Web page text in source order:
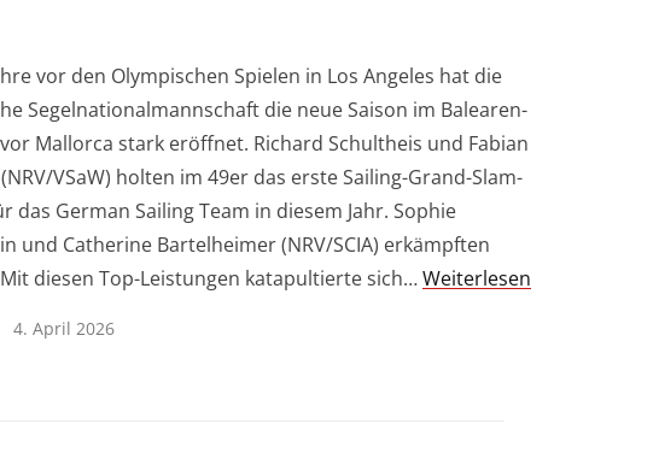
vor den Olympischen Spielen in Los Angeles hat die
Segelnationalmannschaft die neue Saison im Balearen-
Mallorca stark eröffnet. Richard Schultheis und Fabian
VSaW) holten im 49er das erste Sailing-Grand-Slam-
das German Sailing Team in diesem Jahr. Sophie
und Catherine Bartelheimer (NRV/SCIA) erkämpften
diesen Top-Leistungen katapultierte sich…Weiterlesen
4. April 2026